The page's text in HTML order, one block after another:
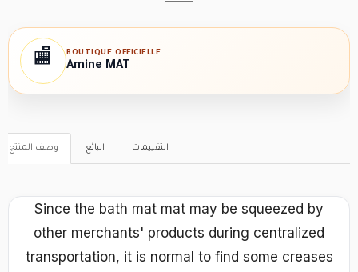
🏬 BOUTIQUE OFFICIELLE
Amine MAT
وصف المنتج البائع التقييمات
Since the bath mat mat may be squeezed by
other merchants' products during centralized
transportation, it is normal to find some creases